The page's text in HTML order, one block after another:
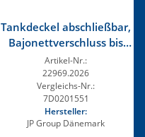
Tankdeckel abschließbar,
Bajonettverschluss bis
05/1999
Artikel-Nr.:
22969.2026
Vergleichs-Nr.:
7D0201551
Hersteller:
JP Group Dänemark